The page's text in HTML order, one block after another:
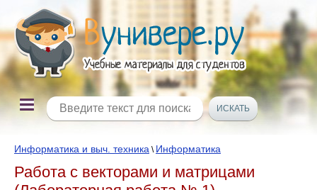
Информатика и выч. техника \ Информатика
Работа с векторами и матрицами